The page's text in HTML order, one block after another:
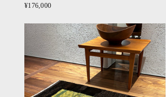
¥176,000